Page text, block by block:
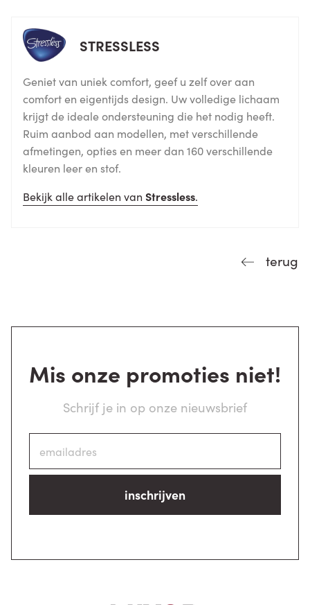
STRESSLESS
Geniet van uniek comfort, geef u zelf over aan
comfort en eigentijds design. Uw volledige lichaam
krijgt de ideale ondersteuning die het nodig heeft.
Ruim aanbod aan modellen, met verschillende
afmetingen, opties en meer dan 160 verschillende
kleuren leer en stof.
Bekijk alle artikelen van Stressless.
terug
Mis onze promoties niet!
Schrijf je in op onze nieuwsbrief
inschrijven